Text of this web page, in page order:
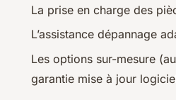
La prise en charge des
L’assistance dépannage
Les options sur-mesure
garantie mise à jour